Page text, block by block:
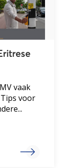
vaak
voor